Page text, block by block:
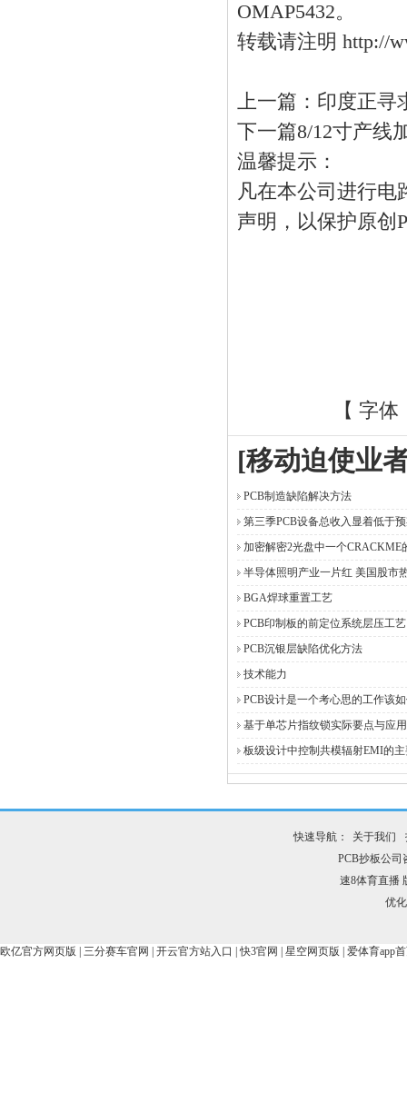
OMAP5432。
转载请注明 http://
上一篇： 印度正寻
下一篇8/12寸产线
温馨提示：
凡在本公司进行电
声明，以保护原创
【 字体
[移动迫使业
PCB制造缺陷解决方法
第三季PCB设备总收入显着低于
加密解密2光盘中一个CRACKME
半导体照明产业一片红 美国股市
BGA焊球重置工艺
PCB印制板的前定位系统层压工艺
PCB沉银层缺陷优化方法
技术能力
PCB设计是一个考心思的工作该
基于单芯片指纹锁实际要点与应用
板级设计中控制共模辐射EMI的
快速导航： 关于我们
PCB抄板公司
速8体育直播
优
欧亿官方网页版 三分赛车官网 开云官方站入口 |快3官网 星空网页版 爱体育app